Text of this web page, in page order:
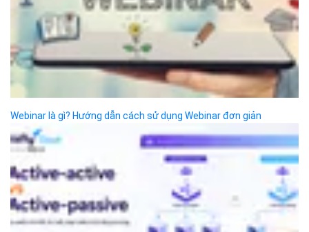
Bizfly Cloud Kafka
VỀ BIZFLY CLOUD
Giới thiệu
Khách hàng
Tin tức
Chính sách bảo mật
Chính sách thanh toán
Tài liệu hỗ trợ